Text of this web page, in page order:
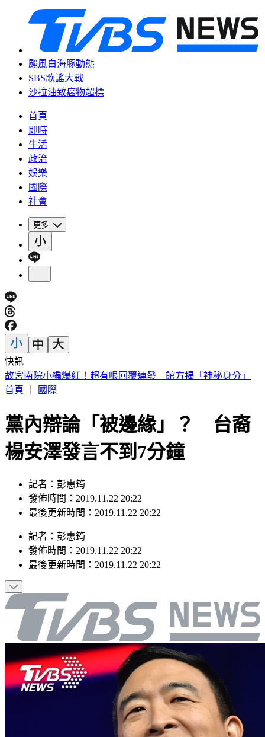
颱風白海豚動態
SBS歌謠大戰
沙拉油致癌物超標
首頁
即時
生活
政治
娛樂
國際
社會
更多
快訊
故宮南院小編爆紅！超有哏回覆連發 館方揭「神秘身分」
首頁
國際
黨內辯論「被邊緣」？ 台裔
楊安澤發言不到7分鐘
記者：彭惠筠
發佈時間：2019.11.22 20:22
最後更新時間：2019.11.22 20:22
記者 ： 彭惠筠
發佈時間： 2019.11.22 20:22
最後更新時間： 2019.11.22 20:22